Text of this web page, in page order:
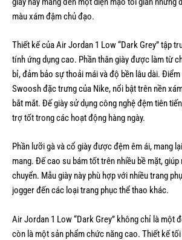
màu xám đậm chủ đạo.
Thiết kế của Air Jordan 1 Low “Dark Grey” tập
tính ứng dụng cao. Phần thân giày được làm từ
bỉ, đảm bảo sự thoải mái và độ bền lâu dài.
Swoosh đặc trưng của Nike, nổi bật trên nền
bắt mắt. Đế giày sử dụng công nghệ đệm tiên
trợ tốt trong các hoạt động hàng ngày.
Phần lưỡi gà và cổ giày được đệm êm ái, mang
mang. Đế cao su bám tốt trên nhiều bề mặt,
chuyển. Mẫu giày này phù hợp với nhiều trang
jogger đến các loại trang phục thể thao khác.
Air Jordan 1 Low “Dark Grey” không chỉ là một
còn là một sản phẩm chức năng cao. Thiết kế